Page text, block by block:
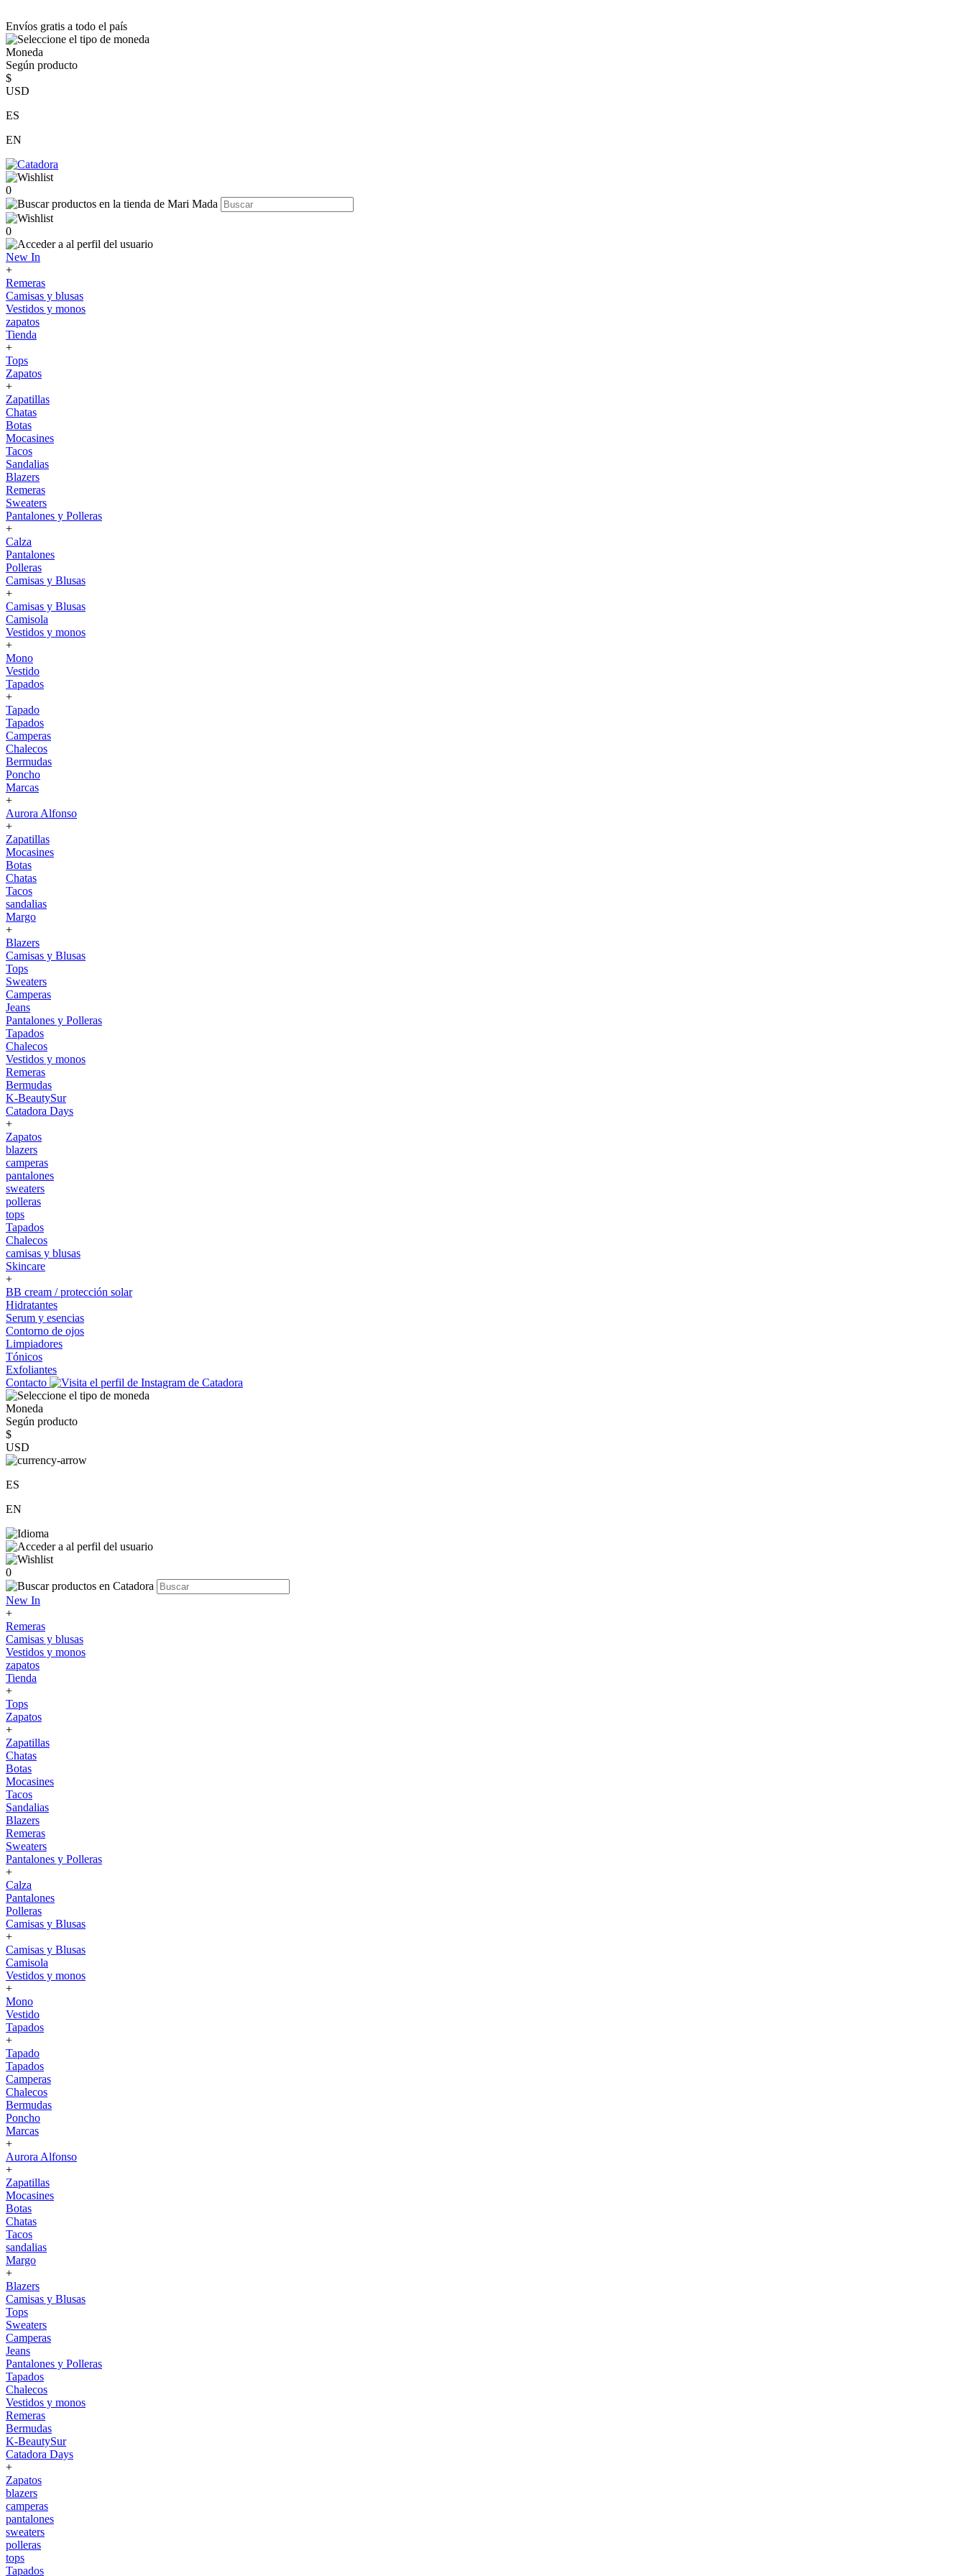
Envíos gratis a todo el país
Moneda
Según producto
$
USD
ES
EN
0
0
New In
+
Remeras
Camisas y blusas
Vestidos y monos
zapatos
Tienda
+
Tops
Zapatos
+
Zapatillas
Chatas
Botas
Mocasines
Tacos
Sandalias
Blazers
Remeras
Sweaters
Pantalones y Polleras
+
Calza
Pantalones
Polleras
Camisas y Blusas
+
Camisas y Blusas
Camisola
Vestidos y monos
+
Mono
Vestido
Tapados
+
Tapado
Tapados
Camperas
Chalecos
Bermudas
Poncho
Marcas
+
Aurora Alfonso
+
Zapatillas
Mocasines
Botas
Chatas
Tacos
sandalias
Margo
+
Blazers
Camisas y Blusas
Tops
Sweaters
Camperas
Jeans
Pantalones y Polleras
Tapados
Chalecos
Vestidos y monos
Remeras
Bermudas
K-BeautySur
Catadora Days
+
Zapatos
blazers
camperas
pantalones
sweaters
polleras
tops
Tapados
Chalecos
camisas y blusas
Skincare
+
BB cream / protección solar
Hidratantes
Serum y esencias
Contorno de ojos
Limpiadores
Tónicos
Exfoliantes
Contacto
Moneda
Según producto
$
USD
ES
EN
0
New In
+
Remeras
Camisas y blusas
Vestidos y monos
zapatos
Tienda
+
Tops
Zapatos
+
Zapatillas
Chatas
Botas
Mocasines
Tacos
Sandalias
Blazers
Remeras
Sweaters
Pantalones y Polleras
+
Calza
Pantalones
Polleras
Camisas y Blusas
+
Camisas y Blusas
Camisola
Vestidos y monos
+
Mono
Vestido
Tapados
+
Tapado
Tapados
Camperas
Chalecos
Bermudas
Poncho
Marcas
+
Aurora Alfonso
+
Zapatillas
Mocasines
Botas
Chatas
Tacos
sandalias
Margo
+
Blazers
Camisas y Blusas
Tops
Sweaters
Camperas
Jeans
Pantalones y Polleras
Tapados
Chalecos
Vestidos y monos
Remeras
Bermudas
K-BeautySur
Catadora Days
+
Zapatos
blazers
camperas
pantalones
sweaters
polleras
tops
Tapados